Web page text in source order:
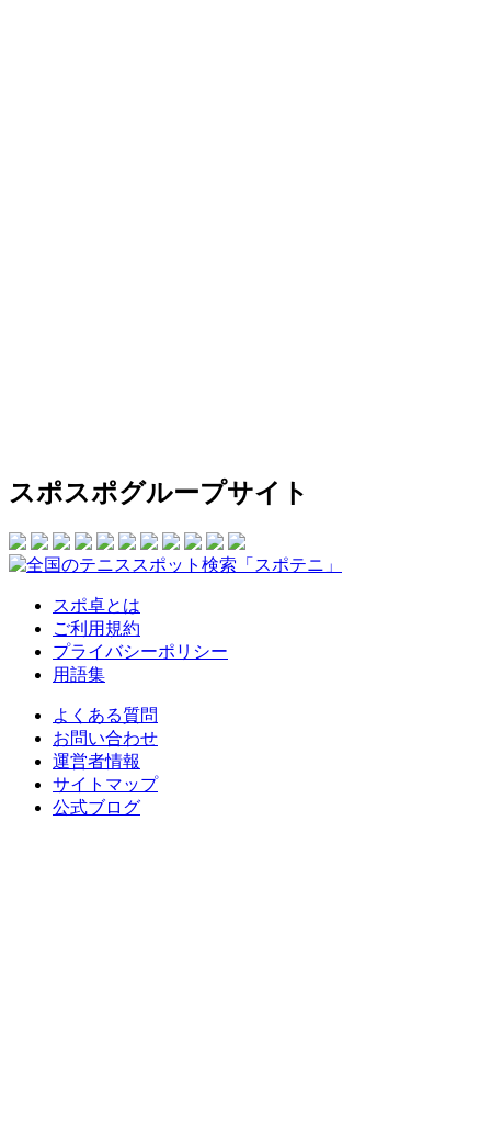
スポスポグループサイト
スポ卓とは
ご利用規約
プライバシーポリシー
用語集
よくある質問
お問い合わせ
運営者情報
サイトマップ
公式ブログ